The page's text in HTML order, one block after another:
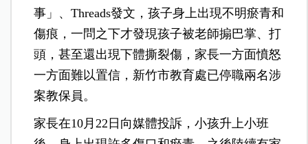
事」、Threads發文，孩子身上出現不明瘀青和
傷痕，一問之下才發現孩子被老師搧巴掌、打
頭，甚至還出現下體撕裂傷，家長一方面憤怒
一方面難以置信，新竹市教育處已停職兩名涉
案教保員。
家長在10月22日向媒體投訴，小孩升上小班